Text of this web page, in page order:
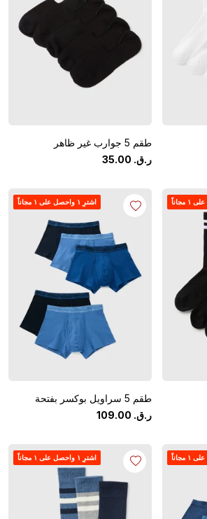
طقم 5 جوارب غير ظاهر
ر.ق.
35.00
اشترِ ١ واحصل على ١ مجاناً
طقم 5 سراويل بوكسر بفتحة
ر.ق.
109.00
اشترِ ١ واحصل على ١ مجاناً